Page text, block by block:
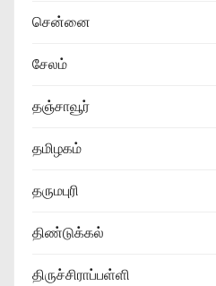
சென்னை
சேலம்
தஞ்சாவூர்
தமிழகம்
தருமபுரி
திண்டுக்கல்
திருச்சிராப்பள்ளி